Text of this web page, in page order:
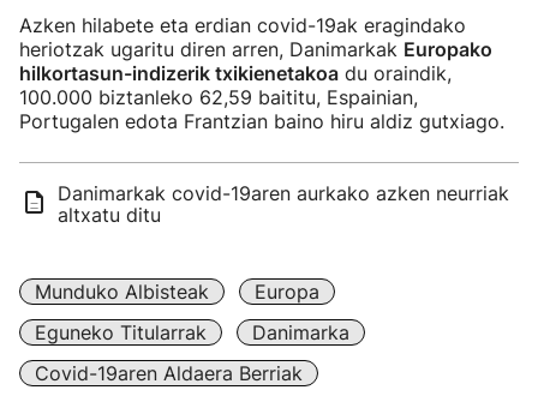
Azken hilabete eta erdian covid-19ak eragindako
heriotzak ugaritu diren arren, Danimarkak Europako
hilkortasun-indizerik txikienetakoa du oraindik,
100.000 biztanleko 62,59 baititu, Espainian,
Portugalen edota Frantzian baino hiru aldiz gutxiago.
Danimarkak covid-19aren aurkako azken neurriak
altxatu ditu
Munduko Albisteak
Europa
Eguneko Titularrak
Danimarka
Covid-19aren Aldaera Berriak